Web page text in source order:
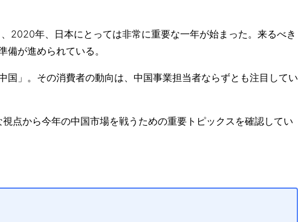
2020年、日本にとっては非常に重要な一年が始まった。来るべき
備が進められている。
国」。その消費者の動向は、中国事業担当者ならずとも注目してい
点から今年の中国市場を戦うための重要トピックスを確認してい